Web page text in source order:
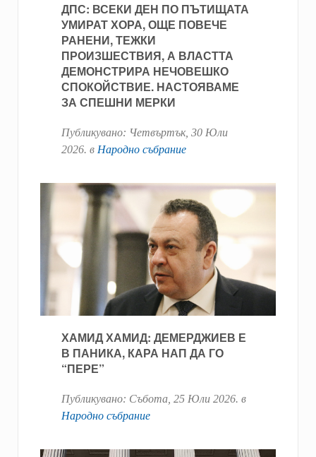
ДПС: ВСЕКИ ДЕН ПО ПЪТИЩАТА
УМИРАТ ХОРА, ОЩЕ ПОВЕЧЕ
РАНЕНИ, ТЕЖКИ
ПРОИЗШЕСТВИЯ, А ВЛАСТТА
ДЕМОНСТРИРА НЕЧОВЕШКО
СПОКОЙСТВИЕ. НАСТОЯВАМЕ
ЗА СПЕШНИ МЕРКИ
Публикувано: Четвъртък, 30 Юли
2026. в Народно събрание
ХАМИД ХАМИД: ДЕМЕРДЖИЕВ Е
В ПАНИКА, КАРА НАП ДА ГО
“ПЕРЕ”
Публикувано: Събота, 25 Юли 2026. в
Народно събрание